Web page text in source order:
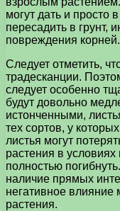
могут дать и просто
пересадить в грунт,
повреждения корней.
Следует отметить,
традесканции.
следует особенно
будут довольно
истонченными,
тех сортов, у
листья могут
растения в
полностью
наличие прямых
негативное влияние
растения.